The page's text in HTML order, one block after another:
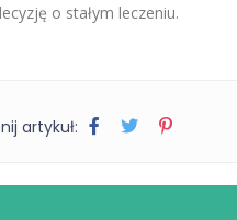
o stałym leczeniu.
artykuł: